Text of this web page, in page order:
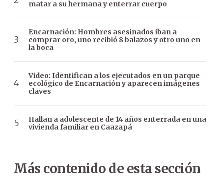
matar a su hermana y enterrar cuerpo
Encarnación: Hombres asesinados iban a
comprar oro, uno recibió 8 balazos y otro uno en
la boca
Video: Identifican a los ejecutados en un parque
ecológico de Encarnación y aparecen imágenes
claves
Hallan a adolescente de 14 años enterrada en una
vivienda familiar en Caazapá
Más contenido de esta sección